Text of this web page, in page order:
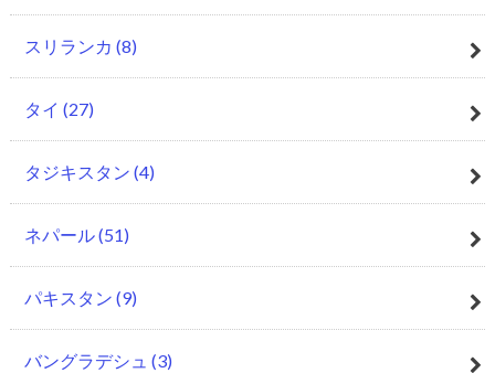
スリランカ (8)
タイ (27)
タジキスタン (4)
ネパール(51)
パキスタン (9)
バングラデシュ (3)